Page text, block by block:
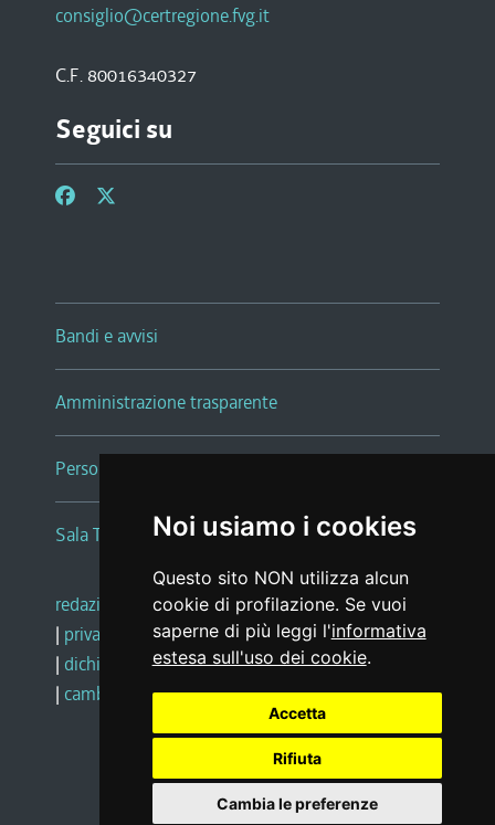
Noi usiamo i cookies
Questo sito NON utilizza alcun
cookie di profilazione. Se vuoi
saperne di più leggi l'informativa
estesa sull'uso dei cookie.
Accetta
Rifiuta
Cambia le preferenze
consiglio@certregione.fvg.it
C.F. 80016340327
Seguici su
Bandi e avvisi
Amministrazione trasparente
Persone e Uffici
Sala Tiziano Tessitori
redazione web |note legali |glossario
| privacy
social media policy
| dichiarazione di accessibilità |feedback
| cambio preferenze cookie
Realizzato da